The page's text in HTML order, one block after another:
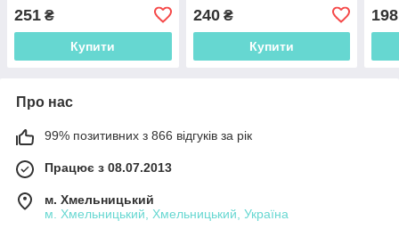
251 ₴
Купити
240₴
Купити
198
Про нас
99% позитивних з 866 відгуків за рік
Працює з 08.07.2013
м. Хмельницький
м. Хмельницький, Хмельницький, Україна